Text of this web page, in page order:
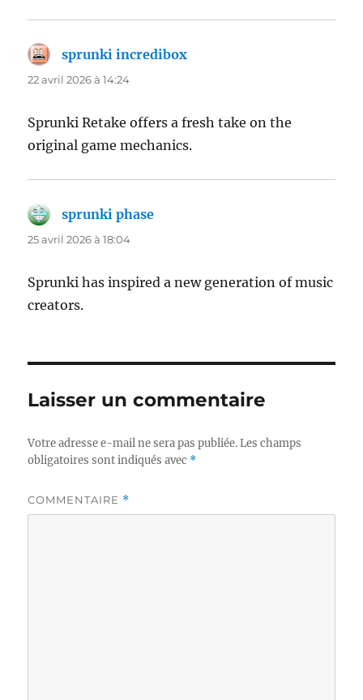
sprunki incredibox
22 avril 2026 à 14:24
Sprunki Retake offers a fresh take on the
original game mechanics.
sprunki phase
25 avril 2026 à 18:04
Sprunki has inspired a new generation of music
creators.
Laisser un commentaire
Votre adresse e-mail ne sera pas publiée. Les champs
obligatoires sont indiqués avec *
COMMENTAIRE *